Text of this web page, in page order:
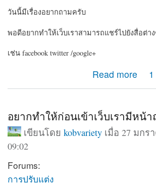
วันนี้มีเรื่องอยากถามครับ
พอดีอยากทำให้เว็บเราสามารถแชร์ไปยังสื่อต่าง
เช่น facebook twitter /google+
Read more
about อยากให้เว็บเรามีปุ่มแชร์ไปยัง
อยากทำให้ก่อนเข้าเว็บเรามีหน้
เขียนโดย kobvarietyเมื่อ 27 มกร
09:02
Forums:
การปรับแต่ง